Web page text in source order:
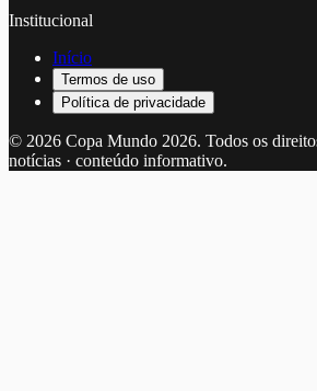
Institucional
Início
Termos de uso
Política de privacidade
© 2026 Copa Mundo 2026. Todos os
notícias · conteúdo informativo.